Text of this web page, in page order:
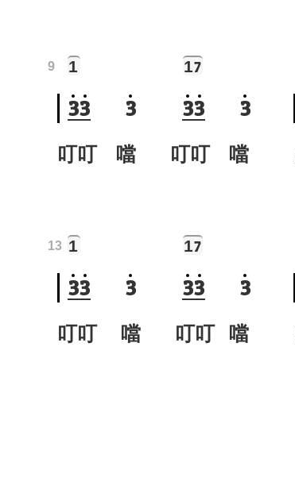
1 17
33 3 33 3
9
叮叮 噹 叮叮 噹
1 17
33 3 33 3
13
叮叮 噹 叮叮 噹